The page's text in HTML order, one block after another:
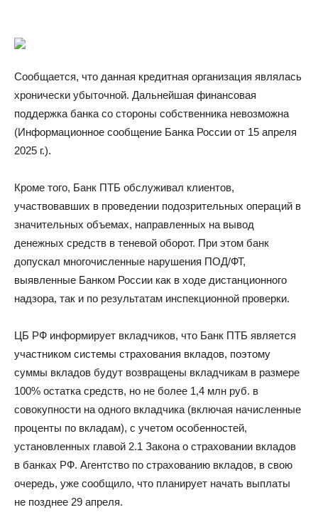
Сообщается, что данная кредитная организация являлась
хронически убыточной. Дальнейшая финансовая
поддержка банка со стороны собственника невозможна
(Информационное сообщение Банка России от 15 апреля
2025 г.).
Кроме того, Банк ПТБ обслуживал клиентов,
участвовавших в проведении подозрительных операций в
значительных объемах, направленных на вывод
денежных средств в теневой оборот. При этом банк
допускал многочисленные нарушения ПОД/ФТ,
выявленные Банком России как в ходе дистанционного
надзора, так и по результатам инспекционной проверки.
ЦБ РФ информирует вкладчиков, что Банк ПТБ является
участником системы страхования вкладов, поэтому
суммы вкладов будут возвращены вкладчикам в размере
100% остатка средств, но не более 1,4 млн руб. в
совокупности на одного вкладчика (включая начисленные
проценты по вкладам), с учетом особенностей,
установленных главой 2.1 Закона о страховании вкладов
в банках РФ. Агентство по страхованию вкладов, в свою
очередь, уже сообщило, что планирует начать выплаты
не позднее 29 апреля.